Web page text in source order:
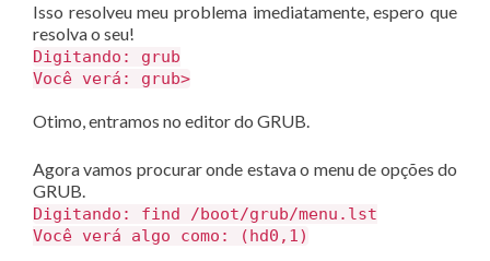
Isso resolveu meu problema imediatamente, espero que
resolva o seu!
Digitando: grub
Você verá: grub>
Otimo, entramos no editor do GRUB.
Agora vamos procurar onde estava o menu de opções do
GRUB.
Digitando: find /boot/grub/menu.lst
Você verá algo como: (hd0,1)